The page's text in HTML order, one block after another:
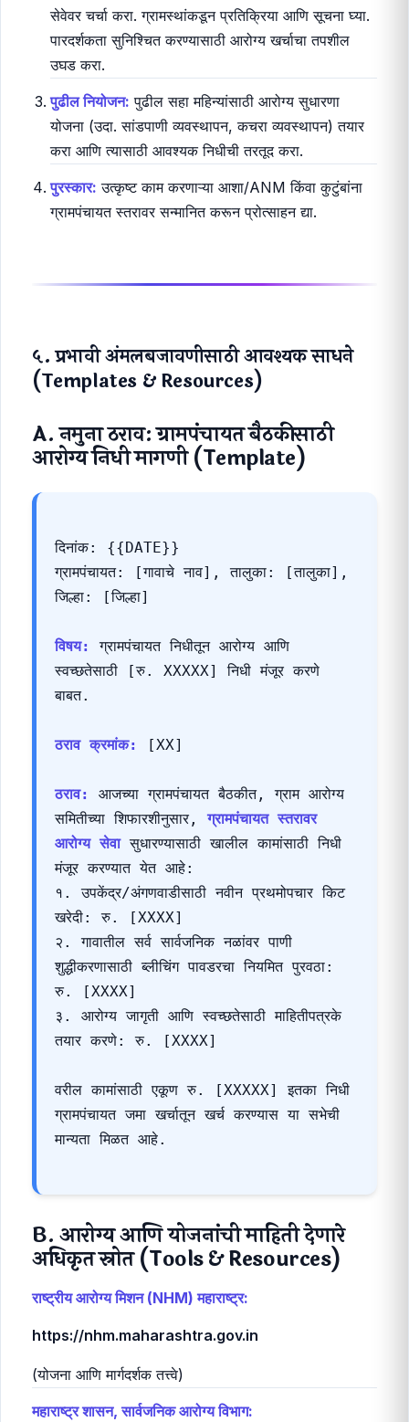
मासिक अहवाल:VHC ची मासिक बैठक घेऊन गेल्या दोन
महिन्यांतील प्रगतीचा अहवाल तपासा. प्रसूतीचे प्रमाण,
लसीकरणाची स्थिती, आणि पाण्याची स्वच्छता या प्रमुख
पीपल्स ऑडिट (People's Audit):ग्रामसभेत आरोग्य
सेवेवर चर्चा करा. ग्रामस्थांकडून प्रतिक्रिया आणि सूचना घ्या.
उघड करा.
करा आणि त्यासाठी आवश्यक निधीची तरतूद करा.
ग्रामपंचायत स्तरावर सन्मानित करून प्रोत्साहन द्या.
५. प्रभावी अंमलबजावणीसाठी आवश्यक साधने
A. नमुना ठराव: ग्रामपंचायत बैठकीसाठी
आरोग्य निधी मागणी (Template)
दिनांक: {{DATE}}
ग्रामपंचायत: [गावाचे नाव], तालुका: [तालुका],
स्वच्छतेसाठी [रु. XXXXX] निधी मंजूर करणे
बाबत.
ठराव क्रमांक: [XX]
ठराव: आजच्या ग्रामपंचायत बैठकीत, ग्राम आरोग्य
समितीच्या शिफारशीनुसार, ग्रामपंचायत स्तरावर
आरोग्य सेवा सुधारण्यासाठी खालील कामांसाठी निधी
मंजूर करण्यात येत आहे:
१. उपकेंद्र/अंगणवाडीसाठी नवीन प्रथमोपचार किट
खरेदी: रु. [XXXX]
शुद्धीकरणासाठी ब्लीचिंग पावडरचा नियमित पुरवठा:
रु. [XXXX]
३. आरोग्य जागृती आणि स्वच्छतेसाठी माहितीपत्रके
वरील कामांसाठी एकूण रु. [XXXXX] इतका निधी
ग्रामपंचायत जमा खर्चातून खर्च करण्यास या सभेची
मान्यता मिळत आहे.
B. आरोग्य आणि योजनांची माहिती देणारे
अधिकृत स्रोत (Tools & Resources)